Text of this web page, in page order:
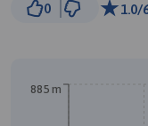
0 1.0/
885 m